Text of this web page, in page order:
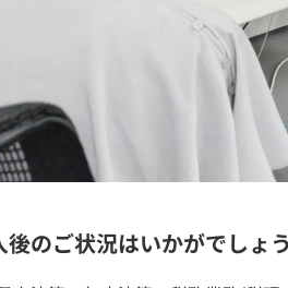
後のご状況はいかがでしょ